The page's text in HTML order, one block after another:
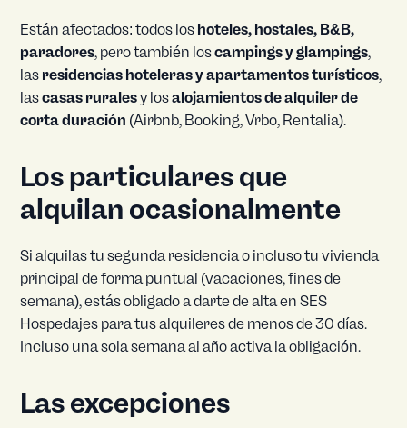
Están afectados: todos los hoteles, hostales, B&B,
paradores, pero también loscampings y glampings,
las residencias hoteleras y apartamentos turísticos,
lascasas ruralesy losalojamientos de alquiler de
corta duración (Airbnb, Booking, Vrbo, Rentalia).
Los particulares que
alquilan ocasionalmente
Si alquilas tu segunda residencia o incluso tu vivienda
principal de forma puntual (vacaciones, fines de
semana), estás obligado a darte de alta en SES
Hospedajes para tus alquileres de menos de 30 días.
Incluso una sola semana al año activa la obligación.
Las excepciones